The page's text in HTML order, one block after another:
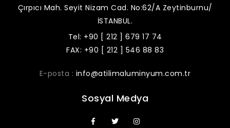
Çırpıcı Mah. Seyit Nizam Cad. No:62/A Zeytinburnu/
İSTANBUL.
Tel: +90 [ 212 ] 679 17 74
FAX: +90 [ 212 ] 546 88 83
E-posta : info@atilimaluminyum.com.tr
Sosyal Medya